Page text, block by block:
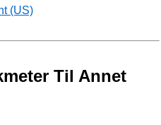
(US)
Til Annet